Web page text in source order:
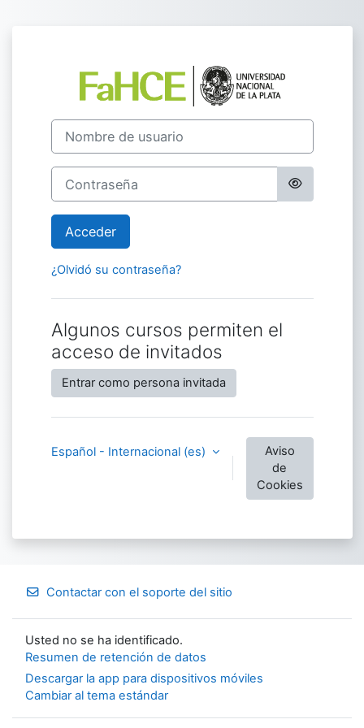
Entrar a
Nombre de usuario
Contraseña
Acceder
¿Olvidó su contraseña?
Algunos cursos permiten el
acceso de invitados
Entrar como persona invitada
Español - Internacional ‎(es)‎
Aviso
de
Cookies
Contactar con el soporte del sitio
Usted no se ha identificado.
Resumen de retención de datos
Descargar la app para dispositivos móviles
Cambiar al tema estándar